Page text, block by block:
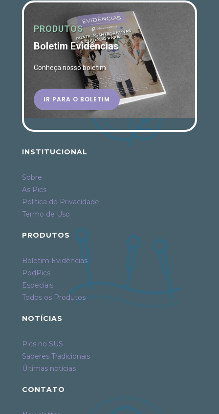
PRODUTOS
Boletim Evidências
Conheça nosso boletim
IR PARA O BOLETIM
INSTITUCIONAL
Sobre
As Pics
Política de Privacidade
Termo de Uso
PRODUTOS
Boletim Evidências
PodPics
Especiais
Todos os Produtos
NOTÍCIAS
Pics no SUS
Saberes Tradicionais
Últimas notícias
CONTATO